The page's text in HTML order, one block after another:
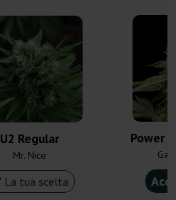
U2 Regular
Mr. Nice
La tua scelta
Power